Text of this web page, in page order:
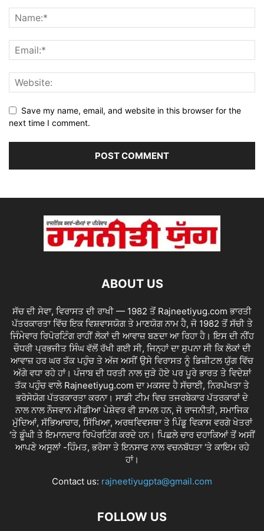
Save my name, email, and website in this browser for the
next time I comment.
ABOUT US
ਸੱਚ ਦੀ ਸੇਵਾ, ਵਿਰਾਸਤ ਦੀ ਰਾਖੀ — 1982 ਤੋਂ Rajneetiyug.com ਭਾਰਤੀ
ਪੱਤਰਕਾਰਤਾ ਵਿੱਚ ਇਕ ਵਿਸ਼ਵਾਸਯੋਗ ਤੇ ਮਾਣਯੋਗ ਨਾਮ ਹੈ, ਜੋ 1982 ਤੋਂ ਸੱਚੀ ਤੇ
ਜਿੰਮੇਵਾਰ ਰਿਪੋਰਟਿੰਗ ਰਾਹੀਂ ਲੋਕਾਂ ਦੀ ਆਵਾਜ਼ ਬਣਦਾ ਆ ਰਿਹਾ ਹੈ। ਇਸ ਦੀ ਨੀਂਹ
ਚੌਧਰੀ ਪ੍ਰਭਜੀਤ ਸਿੰਘ ਵੱਲੋਂ ਰੱਖੀ ਗਈ ਸੀ, ਜਿਨ੍ਹਾਂ ਦਾ ਸੁਪਨਾ ਸੀ ਕਿ ਲੋਕਾਂ ਦੀ
ਆਵਾਜ਼ ਹਰ ਘਰ ਤੱਕ ਪਹੁੰਚ ਤੇ ਅੱਜ ਅਸੀਂ ਉਸੇ ਵਿਰਾਸਤ ਨੂੰ ਡਿਜ਼ੀਟਲ ਯੁੱਗ ਵਿੱਚ
ਅੱਗੇ ਵਧਾ ਰਹੇ ਹਾਂ। ਪੰਜਾਬ ਦੀ ਧਰਤੀ ਨਾਲ ਜੁੜੇ ਹੋਏ ਪਰ ਪੂਰੇ ਭਾਰਤ ਤੇ ਵਿਦੇਸ਼ਾਂ
ਤੱਕ ਪਹੁੰਚ ਵਾਲੇ Rajneetiyug.com ਦਾ ਮਕਸਦ ਹੈ ਸੱਚਾਈ, ਨਿਰਪੱਖਤਾ ਤੇ
ਭਰੋਸੇਯੋਗ ਪੱਤਰਕਾਰਤਾ ਕਰਨਾ। ਸਾਡੀ ਟੀਮ ਵਿਚ ਤਜਰਬੇਕਾਰ ਪੱਤਰਕਾਰਾਂ ਦੇ
ਨਾਲ ਨਾਲ ਨੌਜਵਾਨ ਮੀਡੀਆ ਪੇਸ਼ੇਵਰ ਵੀ ਸ਼ਾਮਲ ਹਨ, ਜੋ ਰਾਜਨੀਤੀ, ਸਮਾਜਿਕ
ਮੁੱਦਿਆਂ, ਸੱਭਿਆਚਾਰ, ਸਿੱਖਿਆ, ਅਰਥਵਿਵਸਥਾ ਤੇ ਪਿੰਡੂ ਵਿਕਾਸ ਵਰਗੇ ਖੇਤਰਾਂ
‘ਤੇ ਡੂੰਘੀ ਤੇ ਇਮਾਨਦਾਰ ਰਿਪੋਰਟਿੰਗ ਕਰਦੇ ਹਨ। ਪਿਛਲੇ ਚਾਰ ਦਹਾਕਿਆਂ ਤੋਂ ਅਸੀਂ
ਆਪਣੇ ਅਸੂਲਾਂ -ਹਿੰਮਤ, ਭਰੋਸਾ ਤੇ ਇਨਸਾਫ ਨਾਲ ਵਚਨਬੱਧਤਾ ‘ਤੇ ਕਾਇਮ ਰਹੇ
ਹਾਂ।
Contact us: rajneetiyugpta@gmail.com
FOLLOW US